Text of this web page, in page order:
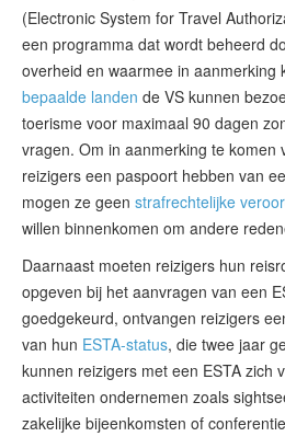
(Electronic System for Travel
een programma dat wordt beheerd
overheid en waarmee in aanmerking
bepaalde landen de VS kunnen
toerisme voor maximaal 90 dagen
vragen. Om in aanmerking te komen
reizigers een paspoort hebben van
mogen ze geen strafrechtelijke
willen binnenkomen om andere
Daarnaast moeten reizigers hun
opgeven bij het aanvragen van een
goedgekeurd, ontvangen reizigers
van hun ESTA-status, die twee jaar
kunnen reizigers met een ESTA zich
activiteiten ondernemen zoals
zakelijke bijeenkomsten of